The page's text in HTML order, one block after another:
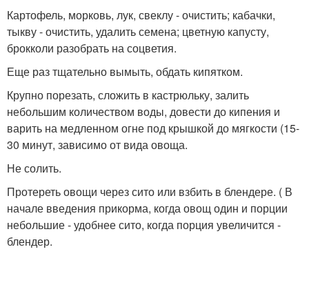
Картофель, морковь, лук, свеклу - очистить; кабачки,
тыкву - очистить, удалить семена; цветную капусту,
брокколи разобрать на соцветия.
Еще раз тщательно вымыть, обдать кипятком.
Крупно порезать, сложить в кастрюльку, залить
небольшим количеством воды, довести до кипения и
варить на медленном огне под крышкой до мягкости (15-
30 минут, зависимо от вида овоща.
Не солить.
Протереть овощи через сито или взбить в блендере. ( В
начале введения прикорма, когда овощ один и порции
небольшие - удобнее сито, когда порция увеличится -
блендер.